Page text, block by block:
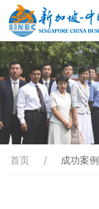
首页 成功案例